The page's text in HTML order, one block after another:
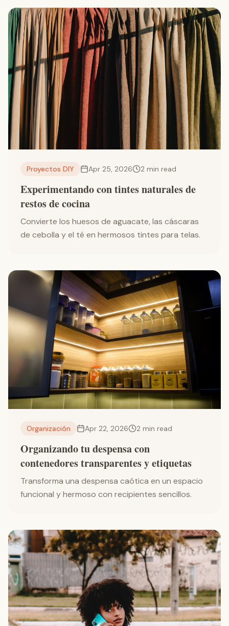
Proyectos DIY Apr 25, 2026 2 min read
Experimentando con tintes naturales de
restos de cocina
Convierte los huesos de aguacate, las cáscaras
de cebolla y el té en hermosos tintes para telas.
Organización Apr 22, 2026 2 min read
Organizando tu despensa con
contenedores transparentes y etiquetas
Transforma una despensa caótica en un espacio
funcional y hermoso con recipientes sencillos.